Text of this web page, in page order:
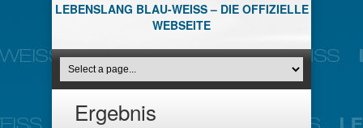
LEBENSLANG BLAU-WEISS – DIE OFFIZIELLE
WEBSEITE
Ergebnis